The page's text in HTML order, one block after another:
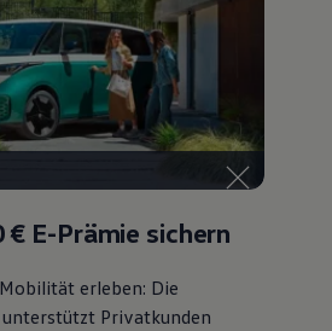
€ E-Prämie sichern
erleben: Die
unterstützt Privatkunden